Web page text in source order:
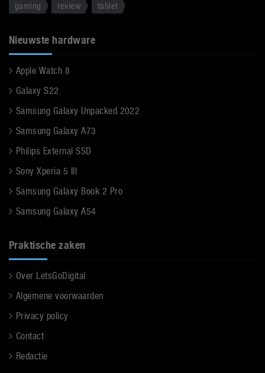
gaming
review tablet
Nieuwste hardware
Apple Watch 8
Galaxy S22
Samsung Galaxy Unpacked 2022
Samsung Galaxy A73
Philips External SSD
Sony Xperia 5 III
Samsung Galaxy Book 2 Pro
Samsung Galaxy A54
Praktische zaken
Over LetsGoDigital
Algemene voorwaarden
Privacy policy
Contact
Redactie